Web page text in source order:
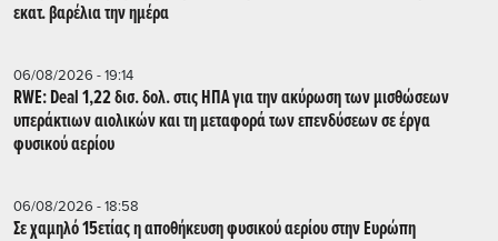
εκατ. βαρέλια την ημέρα
06/08/2026 - 19:14
RWE: Deal 1,22 δισ. δολ. στις ΗΠΑ για την ακύρωση των μισθώσεων
υπεράκτιων αιολικών και τη μεταφορά των επενδύσεων σε έργα
φυσικού αερίου
06/08/2026 - 18:58
Σε χαμηλό 15ετίας η αποθήκευση φυσικού αερίου στην Ευρώπη